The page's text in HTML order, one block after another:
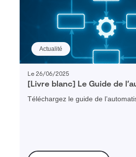
Actualité
Le 26/06/2025
[Livre blanc] Le Guide de
des processus (BPM)
Téléchargez le guide de